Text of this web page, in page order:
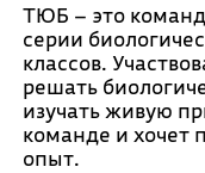
ТЮБ – это
серии
классов.
решать
изучать живую
команде и хочет
опыт.